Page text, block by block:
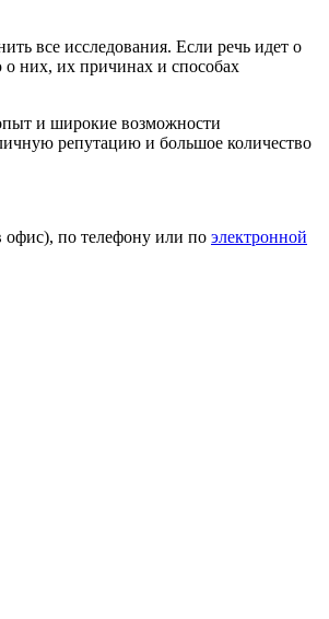
все исследования. Если речь идет о
о них, их причинах и способах
и широкие возможности
репутацию и большое количество
офис), по телефону или по электронной